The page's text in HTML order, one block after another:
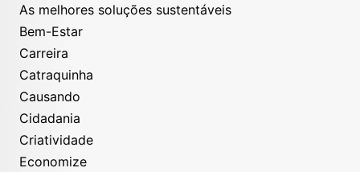
As melhores soluções sustentáveis
Bem-Estar
Carreira
Catraquinha
Causando
Cidadania
Criatividade
Economize